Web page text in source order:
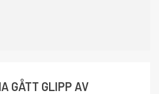
GÅTT GLIPP AV